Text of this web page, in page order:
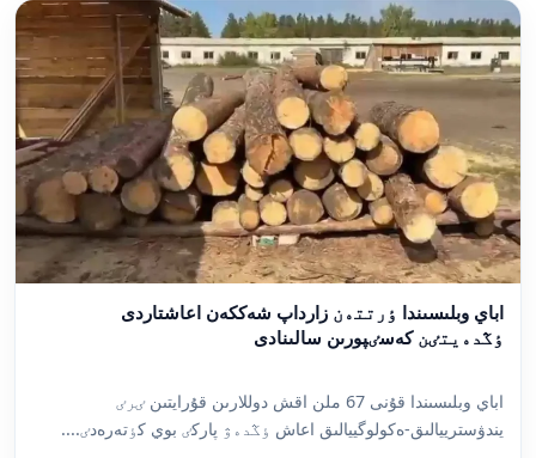
اباي وبلىسىندا ٶرتتەن زارداپ شەككەن اعاشتاردى
ٶڭدەيتٸن كەسٸپورىن سالىنادى
اباي وبلىسىندا قۇنى 67 ملن اقش دوللارىن قۇرايتىن ٸرٸ
يندۋسترييالىق-ەكولوگييالىق اعاش ٶڭدەۋ پاركٸ بوي كٶتەرەدٸ....